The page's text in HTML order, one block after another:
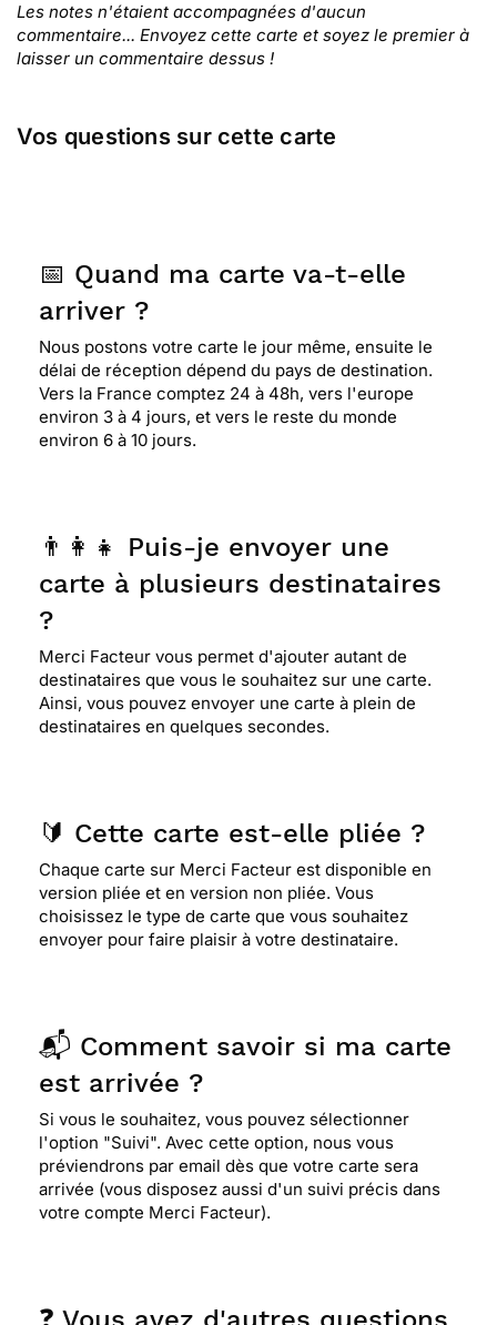
Les notes n'étaient accompagnées d'aucun
commentaire... Envoyez cette carte et soyez le premier à
laisser un commentaire dessus !
Vos questions sur cette carte
📅 Quand ma carte va-t-elle
arriver ?
Nous postons votre carte le jour même, ensuite le
délai de réception dépend du pays de destination.
Vers la France comptez 24 à 48h, vers l'europe
environ 3 à 4 jours, et vers le reste du monde
environ 6 à 10 jours.
👨‍👩‍👧 Puis-je envoyer une
carte à plusieurs destinataires
?
Merci Facteur vous permet d'ajouter autant de
destinataires que vous le souhaitez sur une carte.
Ainsi, vous pouvez envoyer une carte à plein de
destinataires en quelques secondes.
🔰 Cette carte est-elle pliée ?
Chaque carte sur Merci Facteur est disponible en
version pliée et en version non pliée. Vous
choisissez le type de carte que vous souhaitez
envoyer pour faire plaisir à votre destinataire.
📬 Comment savoir si ma carte
est arrivée ?
Si vous le souhaitez, vous pouvez sélectionner
l'option "Suivi". Avec cette option, nous vous
préviendrons par email dès que votre carte sera
arrivée (vous disposez aussi d'un suivi précis dans
votre compte Merci Facteur).